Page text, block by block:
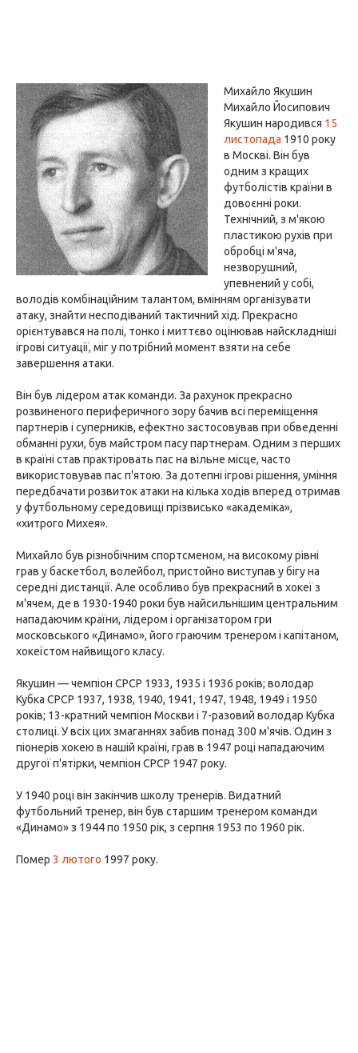
Михайло Якушин
Михайло Йосипович
Якушин народився 15
листопада 1910 року
в Москві. Він був
одним з кращих
футболістів країни в
довоєнні роки.
Технічний, з м'якою
пластикою рухів при
обробці м'яча,
незворушний,
упевнений у собі,
володів комбінаційним талантом, вмінням організувати
атаку, знайти несподіваний тактичний хід. Прекрасно
орієнтувався на полі, тонко і миттєво оцінював найскладніші
ігрові ситуації, міг у потрібний момент взяти на себе
завершення атаки.
Він був лідером атак команди. За рахунок прекрасно
розвиненого периферичного зору бачив всі переміщення
партнерів і суперників, ефектно застосовував при обведенні
обманні рухи, був майстром пасу партнерам. Одним з перших
в країні став практіровать пас на вільне місце, часто
використовував пас п'ятою. За дотепні ігрові рішення, уміння
передбачати розвиток атаки на кілька ходів вперед отримав
у футбольному середовищі прізвисько «академіка»,
«хитрого Михея».
Михайло був різнобічним спортсменом, на високому рівні
грав у баскетбол, волейбол, пристойно виступав у бігу на
середні дистанції. Але особливо був прекрасний в хокеї з
м'ячем, де в 1930-1940 роки був найсильнішим центральним
нападаючим країни, лідером і організатором гри
московського «Динамо», його граючим тренером і капітаном,
хокеїстом найвищого класу.
Якушин — чемпіон СРСР 1933, 1935 і 1936 років; володар
Кубка СРСР 1937, 1938, 1940, 1941, 1947, 1948, 1949 і 1950
років; 13-кратний чемпіон Москви і 7-разовий володар Кубка
столиці. У всіх цих змаганнях забив понад 300 м'ячів. Один з
піонерів хокею в нашій країні, грав в 1947 році нападаючим
другої п'ятірки, чемпіон СРСР 1947 року.
У 1940 році він закінчив школу тренерів. Видатний
футбольний тренер, він був старшим тренером команди
«Динамо» з 1944 по 1950 рік, з серпня 1953 по 1960 рік.
Помер 3 лютого 1997 року.